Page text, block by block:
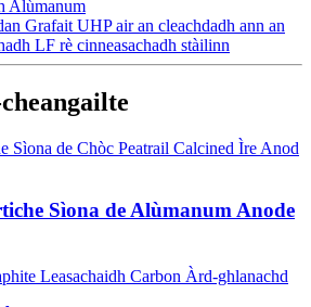
Alùmanum
Grafait UHP air an cleachdadh ann an
LF rè cinneasachadh stàilinn
Sìona de Alùmanum Anode